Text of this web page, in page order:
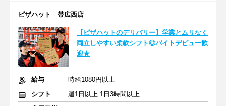
ピザハット 帯広西店
【ピザハットのデリバリー】学業とムリなく
両立しやすい柔軟シフト◎バイトデビュー歓
迎★
給与
時給1080円以上
シフト
週1日以上 1日3時間以上